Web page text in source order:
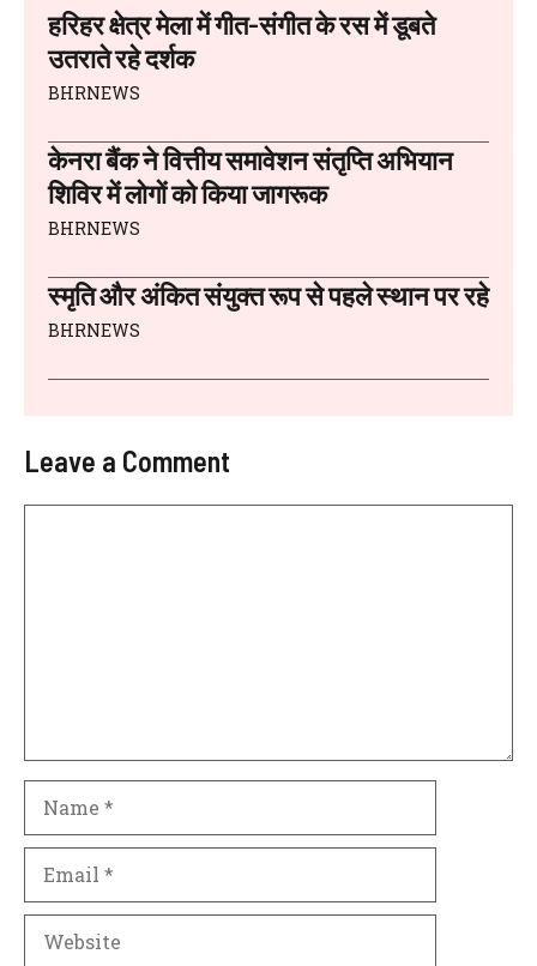
हरिहर क्षेत्र मेला में गीत-संगीत के रस में डूबते
उतराते रहे दर्शक
BHRNEWS
केनरा बैंक ने वित्तीय समावेशन संतृप्ति अभियान
शिविर में लोगों को किया जागरूक
BHRNEWS
स्मृति और अंकित संयुक्त रूप से पहले स्थान पर रहे
BHRNEWS
Leave a Comment
Website